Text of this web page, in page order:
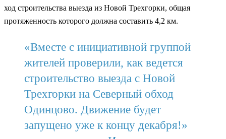
ход строительства выезда из Новой Трехгорки, общая
протяженность которого должна составить 4,2 км.
«Вместе с инициативной группой
жителей проверили, как ведется
строительство выезда с Новой
Трехгорки на Северный обход
Одинцово. Движение будет
запущено уже к концу декабря!»